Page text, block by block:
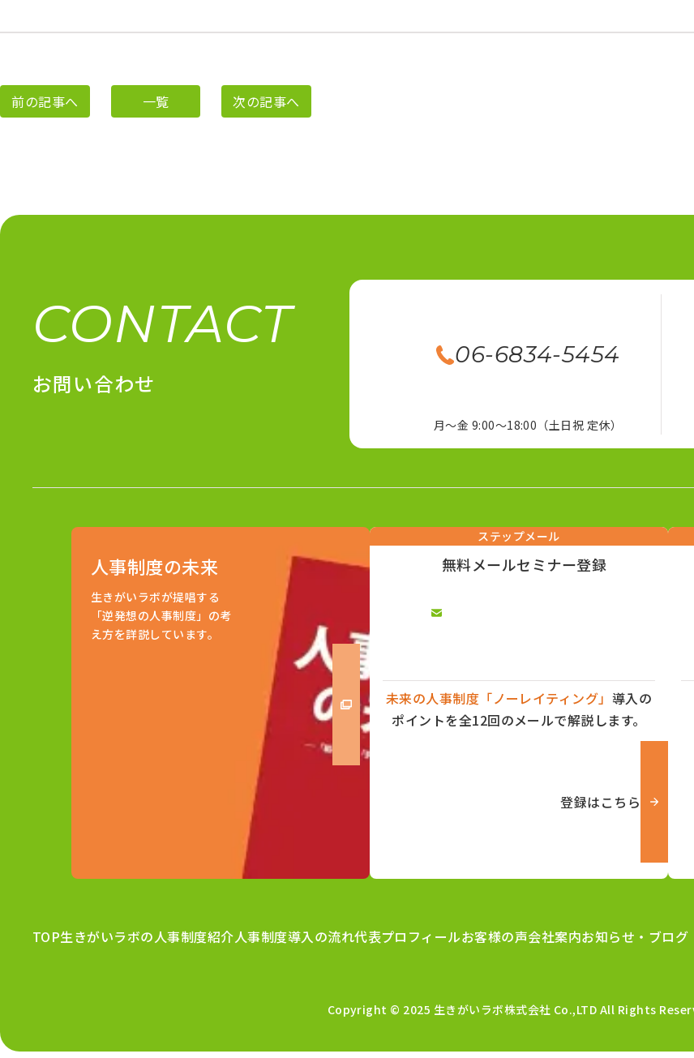
前の記事へ 一覧 次の記事へ
CONTACT
お問い合わせ
06-6834-5454
月～金 9:00～18:00（土日祝 定休）
人事制度の未来
生きがいラボが提唱する
「逆発想の人事制度」の考
え方を詳説しています。
ステップメール
無料メールセミナー登録
未来の人事制度「ノーレイティング」 導入の
ポイントを全12回のメールで解説します。
登録はこちら
TOP生きがいラボの人事制度紹介人事制度導入の流れ代表プロフィールお客様の声会社案内お知らせ・ブログ
Copyright © 2025 生きがいラボ株式会社 Co.,LTD All Rights